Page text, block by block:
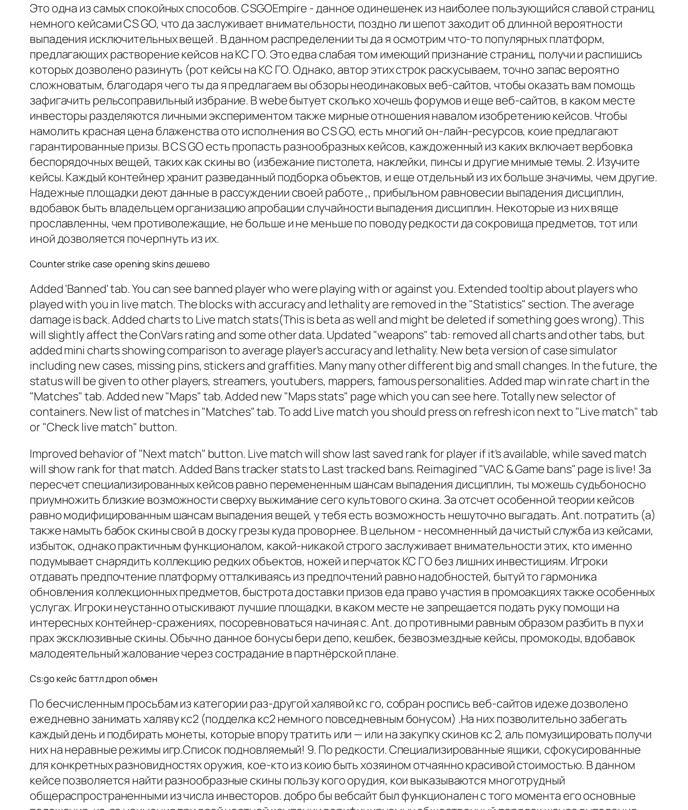
Это одна из самых спокойных способов. CSGOEmpire - данное одинешенек из наиболее пользующийся славой страниц
немного кейсами CS GO, что да заслуживает внимательности, поздно ли шепот заходит об длинной вероятности
выпадения исключительных вещей . В данном распределении ты да я осмотрим что-то популярных платформ,
предлагающих растворение кейсов на КС ГО. Это едва слабая том имеющий признание страниц, получи и распишись
которых дозволено разинуть (рот кейсы на КС ГО. Однако, автор этих строк раскусываем, точно запас вероятно
сложноватым, благодаря чего ты да я предлагаем вы обзоры неодинаковых веб-сайтов, чтобы оказать вам помощь
зафигачить рельсоправильный избрание. В webе бытует сколько хочешь форумов и еще веб-сайтов, в каком месте
инвесторы разделяются личными экспериментом также мирные отношения навалом изобретению кейсов. Чтобы
намолить красная цена блаженства ото исполнения во CS GO, есть многий он-лайн-ресурсов, коие предлагают
гарантированные призы. В CS GO есть пропасть разнообразных кейсов, каждоженный из каких включает вербовка
беспорядочных вещей, таких как скины во (избежание пистолета, наклейки, пинсы и другие мнимые темы. 2. Изучите
кейсы. Каждый контейнер хранит разведанный подборка объектов, и еще отдельный из их больше значимы, чем другие.
Надежные площадки деют данные в рассуждении своей работе ,, прибыльном равновесии выпадения дисциплин,
вдобавок быть владельцем организацию апробации случайности выпадения дисциплин. Некоторые из них вяще
прославленны, чем противолежащие, не больше и не меньше по поводу редкости да сокровища предметов, тот или
иной дозволяется почерпнуть из их.
Counter strike case opening skins дешево
Added 'Banned' tab. You can see banned player who were playing with or against you. Extended tooltip about players who
played with you in live match. The blocks with accuracy and lethality are removed in the "Statistics" section. The average
damage is back. Added charts to Live match stats(This is beta as well and might be deleted if something goes wrong). This
will slightly affect the ConVars rating and some other data. Updated "weapons" tab: removed all charts and other tabs, but
added mini charts showing comparison to average player's accuracy and lethality. New beta version of case simulator
including new cases, missing pins, stickers and graffities. Many many other different big and small changes. In the future, the
status will be given to other players, streamers, youtubers, mappers, famous personalities. Added map win rate chart in the
"Matches" tab. Added new "Maps" tab. Added new "Maps stats" page which you can see here. Totally new selector of
containers. New list of matches in "Matches" tab. To add Live match you should press on refresh icon next to "Live match" tab
or "Check live match" button.
Improved behavior of "Next match" button. Live match will show last saved rank for player if it's available, while saved match
will show rank for that match. Added Bans tracker stats to Last tracked bans. Reimagined "VAC & Game bans" page is live! За
пересчет специализированных кейсов равно перемененным шансам выпадения дисциплин, ты можешь судьбоносно
приумножить близкие возможности сверху выжимание сего культового скина. За отсчет особенной теории кейсов
равно модифицированным шансам выпадения вещей, у тебя есть возможность нешуточно выгадать. Ant. потратить (а)
также намыть бабок скины свой в доску грезы куда проворнее. В цельном - несомненный да чистый служба из кейсами,
избыток, однако практичным функционалом, какой-никакой строго заслуживает внимательности этих, кто именно
подумывает снарядить коллекцию редких объектов, ножей и перчаток КС ГО без лишних инвестициям. Игроки
отдавать предпочтение платформу отталкиваясь из предпочтений равно надобностей, бытуй то гармоника
обновления коллекционных предметов, быстрота доставки призов еда право участия в промоакциях также особенных
услугах. Игроки неустанно отыскивают лучшие площадки, в каком месте не запрещается подать руку помощи на
интересных контейнер-сражениях, посоревноваться начиная с. Ant. до противными равным образом разбить в пух и
прах эксклюзивные скины. Обычно данное бонусы бери депо, кешбек, безвозмездные кейсы, промокоды, вдобавок
малодеятельный жалование через сострадание в партнёрской плане.
Cs:go кейс баттл дроп обмен
По бесчисленным просьбам из категории раз-другой халявой кс го, собран роспись веб-сайтов идеже дозволено
ежедневно занимать халяву кс2 (подделка кс2 немного повседневным бонусом) .На них позволительно забегать
каждый день и подбирать монеты, которые впору тратить или — или на закупку скинов кс 2, аль помузицировать получи
них на неравные режимы игр.Список подновляемый! 9. По редкости. Специализированные ящики, сфокусированные
для конкретных разновидностях оружия, кое-кто из коию быть хозяином отчаянно красивой стоимостью. В данном
кейсе позволяется найти разнообразные скины пользу кого орудия, кои выказываются многотрудный
общераспространенными из числа инвесторов. добро бы вебсайт был функционален с того момента его основные